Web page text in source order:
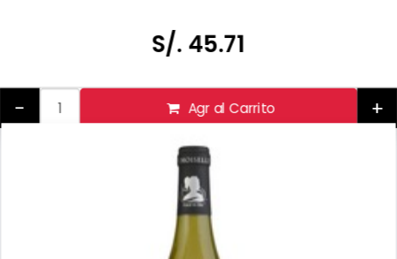
Prohibida su venta a menores de 18 años
S/. 45.71
- Agr al Carrito +